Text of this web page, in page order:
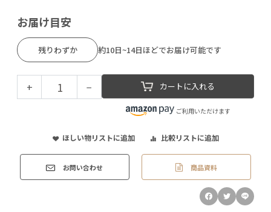
お届け目安
残りわずか 約10日~14日ほどでお届け可能です
+ − カートに入れる
ご利用いただけます
ほしい物リストに追加 比較リストに追加
お問い合わせ 商品資料